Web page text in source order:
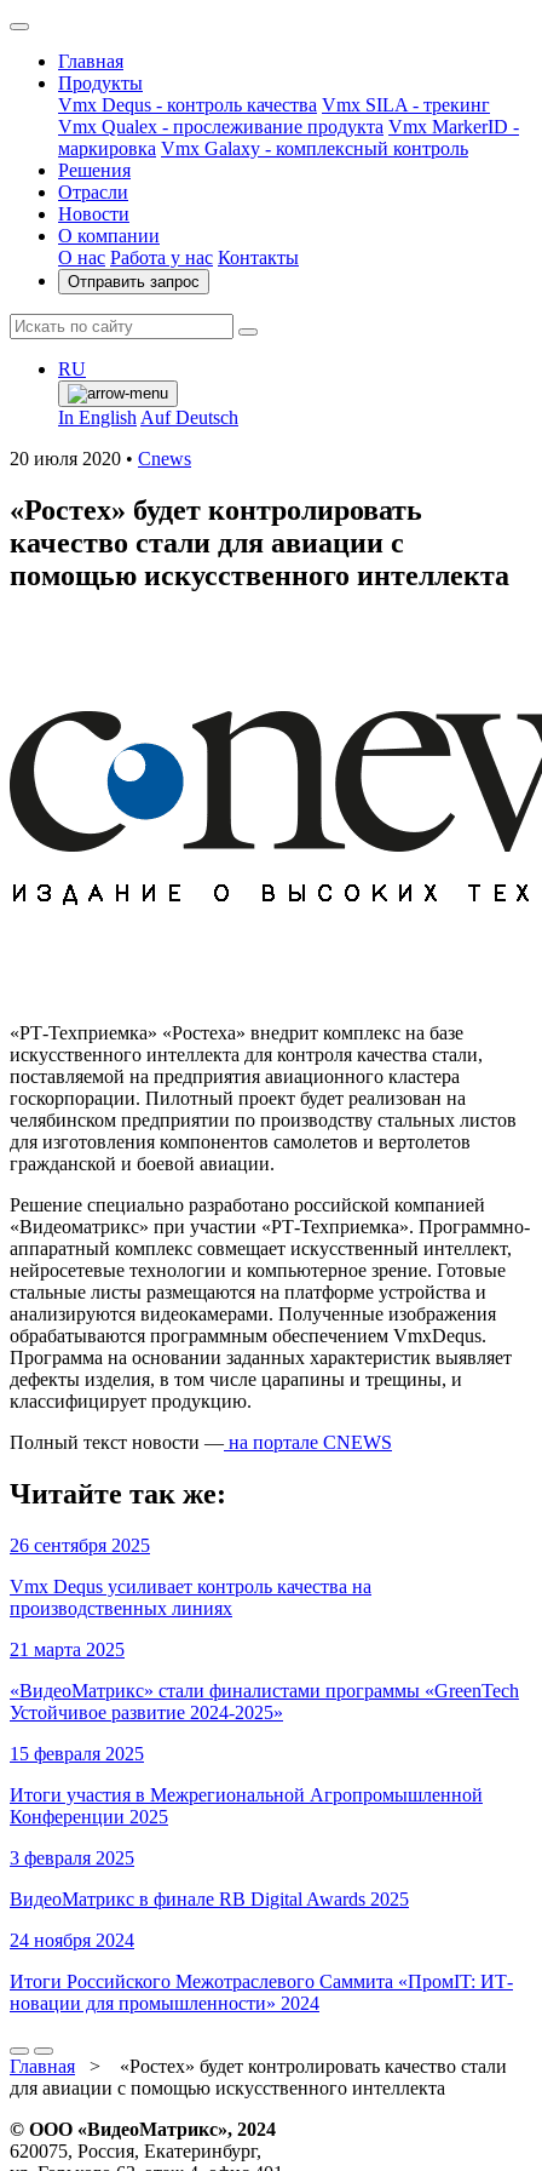
Главная
Продукты
Vmx Dequs - контроль качества Vmx SILA - трекинг
Vmx Qualex - прослеживание продукта Vmx MarkerID -
маркировка Vmx Galaxy - комплексный контроль
Решения
Отрасли
Новости
О компании
О нас Работа у нас Контакты
Отправить запрос
Найти
RU
In English Auf Deutsch
20 июля 2020 • Сnews
«Ростех» будет контролировать
качество стали для авиации с
помощью искусственного интеллекта
«РТ-Техприемка» «Ростеха» внедрит комплекс на базе
искусственного интеллекта для контроля качества стали,
поставляемой на предприятия авиационного кластера
госкорпорации. Пилотный проект будет реализован на
челябинском предприятии по производству стальных листов
для изготовления компонентов самолетов и вертолетов
гражданской и боевой авиации.
Решение специально разработано российской компанией
«Видеоматрикс» при участии «РТ-Техприемка». Программно-
аппаратный комплекс совмещает искусственный интеллект,
нейросетевые технологии и компьютерное зрение. Готовые
стальные листы размещаются на платформе устройства и
анализируются видеокамерами. Полученные изображения
обрабатываются программным обеспечением VmxDequs.
Программа на основании заданных характеристик выявляет
дефекты изделия, в том числе царапины и трещины, и
классифицирует продукцию.
Полный текст новости — на портале CNEWS
Читайте так же:
26 сентября 2025
Vmx Dequs усиливает контроль качества на
производственных линиях
21 марта 2025
«ВидеоМатрикс» стали финалистами программы «GreenTech
Устойчивое развитие 2024-2025»
15 февраля 2025
Итоги участия в Межрегиональной Агропромышленной
Конференции 2025
3 февраля 2025
ВидеоМатрикс в финале RB Digital Awards 2025
24 ноября 2024
Итоги Российского Межотраслевого Саммита «ПромIT: ИТ-
новации для промышленности» 2024
Главная > «Ростех» будет контролировать качество стали
для авиации с помощью искусственного интеллекта
© ООО «ВидеоМатрикс», 2024
620075, Россия, Екатеринбург,